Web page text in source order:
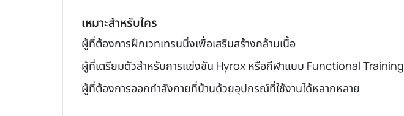
เหมาะสำหรับใคร
ผู้ที่ต้องการฝึกเวทเทรนนิ่งเพื่อเสริมสร้างกล้ามเนื้อ
ผู้ที่เตรียมตัวสำหรับการแข่งขัน Hyrox หรือกีฬาแบบ Functional Training
ผู้ที่ต้องการออกกำลังกายที่บ้านด้วยอุปกรณ์ที่ใช้งานได้หลากหลาย